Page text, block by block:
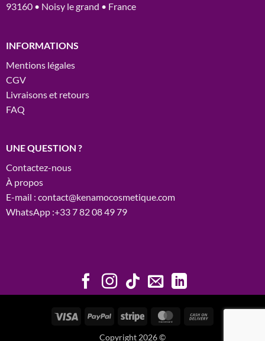
93160 • Noisy le grand • France
INFORMATIONS
Mentions légales
CGV
Livraisons et retours
FAQ
UNE QUESTION ?
Contactez-nous
À propos
E-mail : contact@kenamocosmetique.com
WhatsApp :+33 7 82 08 49 79
Visa PayPal Stripe MasterCard
Copyright 2026 ©